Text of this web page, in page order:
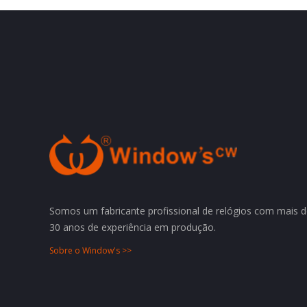
Somos um fabricante profissional de relógios com mais
30 anos de experiência em produção.
Sobre o Window's >>